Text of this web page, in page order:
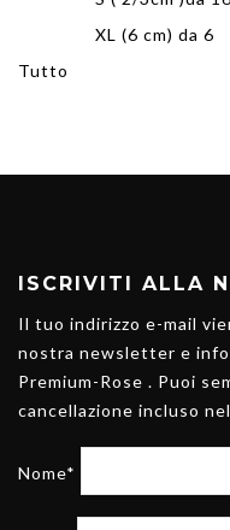
XL (6 cm) da 6
Tutto
ISCRIVITI ALLA
Il tuo indirizzo e-mail
nostra newsletter e
Premium-Rose . Puoi
cancellazione incluso
Nome*